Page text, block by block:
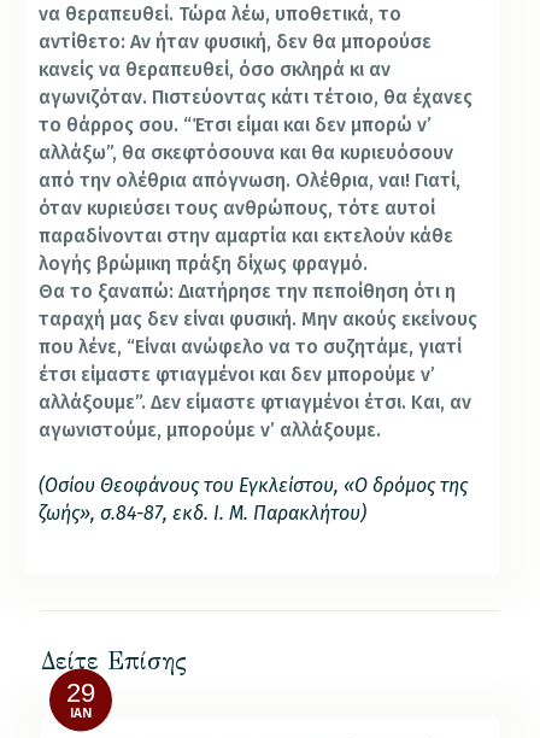
να θεραπευθεί. Τώρα λέω, υποθετικά, το
αντίθετο: Αν ήταν φυσική, δεν θα μπορούσε
κανείς να θεραπευθεί, όσο σκληρά κι αν
αγωνιζόταν. Πιστεύοντας κάτι τέτοιο, θα έχανες
το θάρρος σου. “Έτσι είμαι και δεν μπορώ ν’
αλλάξω”, θα σκεφτόσουνα και θα κυριευόσουν
από την ολέθρια απόγνωση. Ολέθρια, ναι! Γιατί,
όταν κυριεύσει τους ανθρώπους, τότε αυτοί
παραδίνονται στην αμαρτία και εκτελούν κάθε
λογής βρώμικη πράξη δίχως φραγμό.
Θα το ξαναπώ: Διατήρησε την πεποίθηση ότι η
ταραχή μας δεν είναι φυσική. Μην ακούς εκείνους
που λένε, “Είναι ανώφελο να το συζητάμε, γιατί
έτσι είμαστε φτιαγμένοι και δεν μπορούμε ν’
αλλάξουμε”. Δεν είμαστε φτιαγμένοι έτσι. Και, αν
αγωνιστούμε, μπορούμε ν’ αλλάξουμε.
(Οσίου Θεοφάνους του Εγκλείστου, «Ο δρόμος της
ζωής», σ.84-87, εκδ. Ι. Μ. Παρακλήτου)
Δείτε Επίσης
29
ΙΑΝ